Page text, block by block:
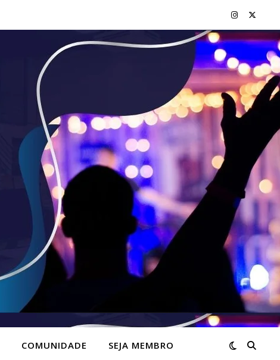
COMUNIDADE SEJA MEMBRO